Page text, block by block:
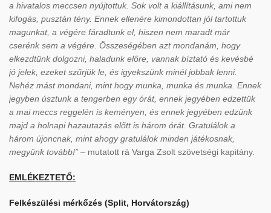
a hivatalos meccsen nyújtottuk. Sok volt a kiállításunk, ami nem
kifogás, pusztán tény. Ennek ellenére kimondottan jól tartottuk
magunkat, a végére fáradtunk el, hiszen nem maradt már
cserénk sem a végére. Összeségében azt mondanám, hogy
elkezdtünk dolgozni, haladunk előre, vannak bíztató és kevésbé
jó jelek, ezeket szűrjük le, és igyekszünk minél jobbak lenni.
Nehéz mást mondani, mint hogy munka, munka és munka. Ennek
jegyben úsztunk a tengerben egy órát, ennek jegyében edzettük
a mai meccs reggelén is keményen, és ennek jegyében edzünk
majd a holnapi hazautazás előtt is három órát. Gratulálok a
három újoncnak, mint ahogy gratulálok minden játékosnak,
megyünk tovább!” – mutatott rá Varga Zsolt szövetségi kapitány.
EMLÉKEZTETŐ:
Felkészülési mérkőzés (Split, Horvátország)